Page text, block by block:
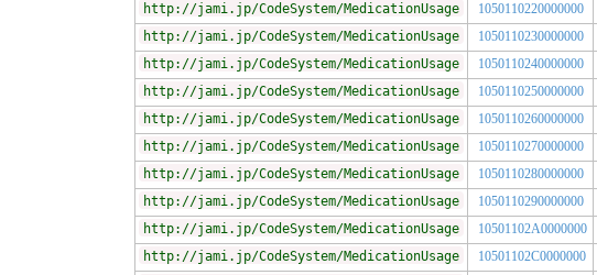
http://jami.jp/CodeSystem/MedicationUsage
1050110220000000
http://jami.jp/CodeSystem/MedicationUsage
1050110230000000
http://jami.jp/CodeSystem/MedicationUsage
1050110240000000
http://jami.jp/CodeSystem/MedicationUsage
1050110250000000
http://jami.jp/CodeSystem/MedicationUsage
1050110260000000
http://jami.jp/CodeSystem/MedicationUsage
1050110270000000
http://jami.jp/CodeSystem/MedicationUsage
1050110280000000
http://jami.jp/CodeSystem/MedicationUsage
1050110290000000
http://jami.jp/CodeSystem/MedicationUsage
10501102A0000000
http://jami.jp/CodeSystem/MedicationUsage
10501102C0000000